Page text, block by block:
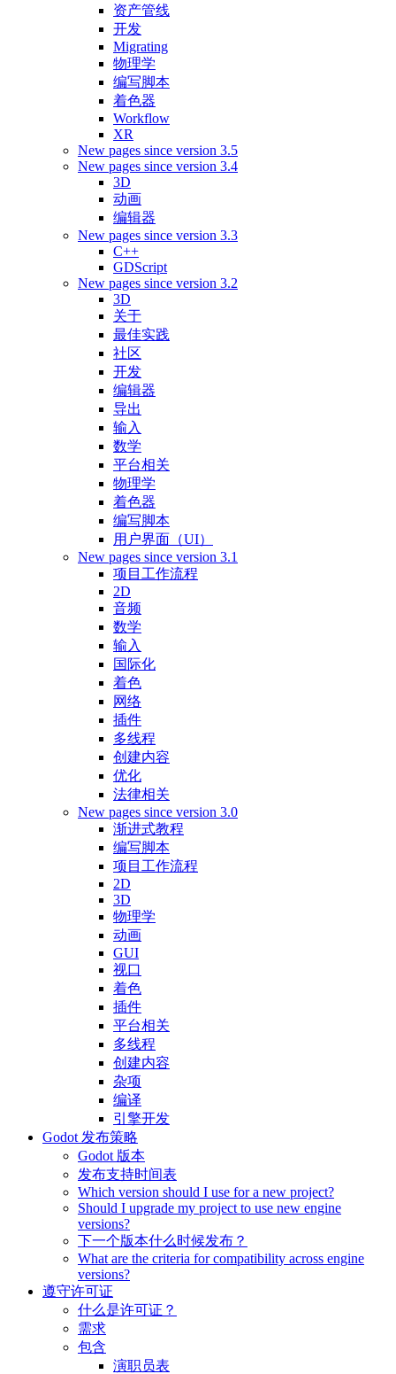
资产管线
开发
Migrating
物理学
编写脚本
着色器
Workflow
XR
New pages since version 3.5
New pages since version 3.4
3D
动画
编辑器
New pages since version 3.3
C++
GDScript
New pages since version 3.2
3D
关于
最佳实践
社区
开发
编辑器
导出
输入
数学
平台相关
物理学
着色器
编写脚本
用户界面（UI）
New pages since version 3.1
项目工作流程
2D
音频
数学
输入
国际化
着色
网络
插件
多线程
创建内容
优化
法律相关
New pages since version 3.0
渐进式教程
编写脚本
项目工作流程
2D
3D
物理学
动画
GUI
视口
着色
插件
平台相关
多线程
创建内容
杂项
编译
引擎开发
Godot 发布策略
Godot 版本
发布支持时间表
Which version should I use for a new project?
Should I upgrade my project to use new engine
versions?
下一个版本什么时候发布？
What are the criteria for compatibility across engine
versions?
遵守许可证
什么是许可证？
需求
包含
演职员表